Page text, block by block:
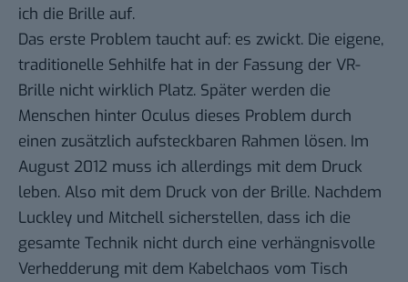
ich die Brille auf.
Das erste Problem taucht auf: es zwickt. Die eigene,
traditionelle Sehhilfe hat in der Fassung der VR-
Brille nicht wirklich Platz. Später werden die
Menschen hinter Oculus dieses Problem durch
einen zusätzlich aufsteckbaren Rahmen lösen. Im
August 2012 muss ich allerdings mit dem Druck
leben. Also mit dem Druck von der Brille. Nachdem
Luckley und Mitchell sicherstellen, dass ich die
gesamte Technik nicht durch eine verhängnisvolle
Verhedderung mit dem Kabelchaos vom Tisch